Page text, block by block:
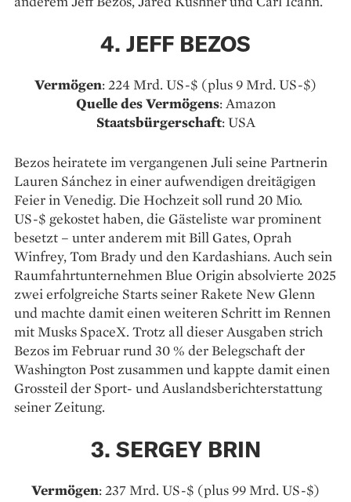
4. JEFF BEZOS
Vermögen: 224 Mrd. US-$ (plus 9 Mrd. US-$)
Quelle des Vermögens: Amazon
Staatsbürgerschaft: USA
Bezos heiratete im vergangenen Juli seine Partnerin
Lauren Sánchez in einer aufwendigen dreitägigen
Feier in Venedig. Die Hochzeit soll rund 20 Mio.
US-$ gekostet haben, die Gästeliste war prominent
besetzt – unter anderem mit Bill Gates, Oprah
Winfrey, Tom Brady und den Kardashians. Auch sein
Raumfahrtunternehmen Blue Origin absolvierte 2025
zwei erfolgreiche Starts seiner Rakete New Glenn
und machte damit einen weiteren Schritt im Rennen
mit Musks SpaceX. Trotz all dieser Ausgaben strich
Bezos im Februar rund 30 % der Belegschaft der
Washington Post zusammen und kappte damit einen
Grossteil der Sport- und Auslandsberichterstattung
seiner Zeitung.
3. SERGEY BRIN
Vermögen: 237 Mrd. US-$ (plus 99 Mrd. US-$)